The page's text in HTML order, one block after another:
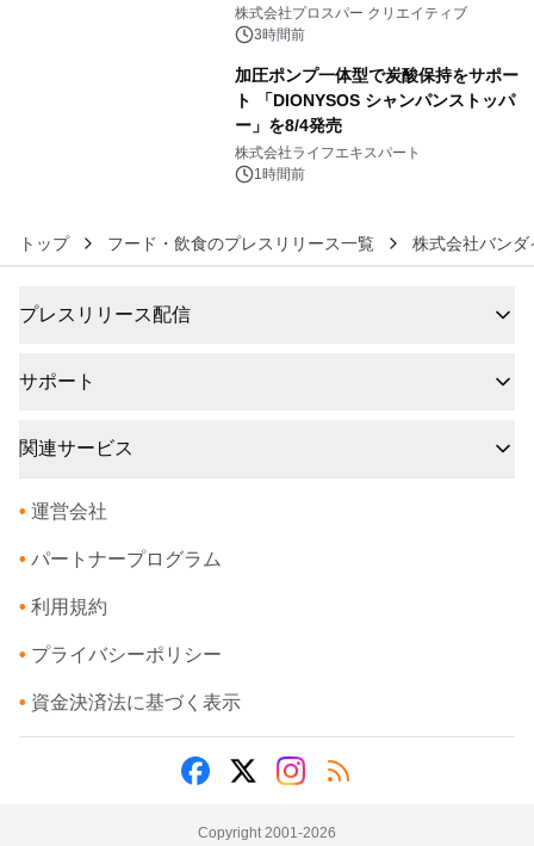
秀賞100名に1年間無償試用
株式会社プロスパー クリエイティブ
3時間前
加圧ポンプ一体型で炭酸保持をサポー
ト 「DIONYSOS シャンパンストッパ
ー」を8/4発売
株式会社ライフエキスパート
1時間前
トップ フード・飲食のプレスリリース一覧 株式会社バン
プレスリリース配信
サポート
関連サービス
• 運営会社
• パートナープログラム
• 利用規約
• プライバシーポリシー
• 資金決済法に基づく表示
Copyright 2001-2026